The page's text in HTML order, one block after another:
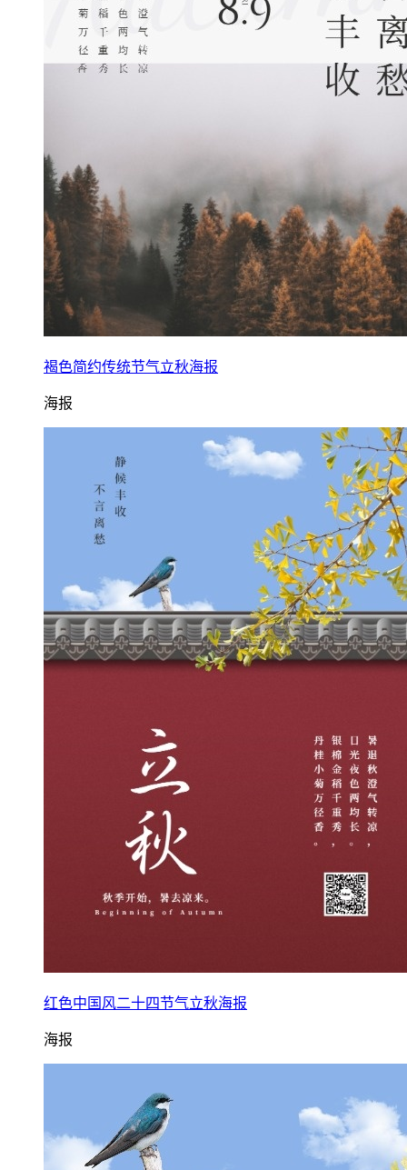
褐色简约传统节气立秋海报
海报
红色中国风二十四节气立秋海报
海报